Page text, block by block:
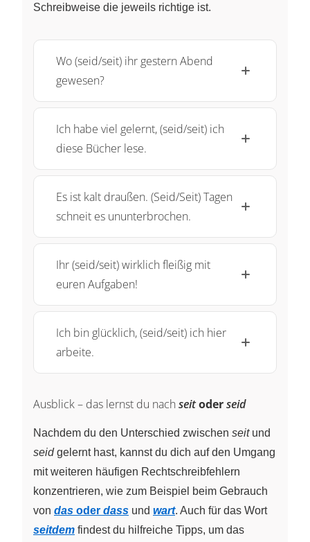
Schreibweise die jeweils richtige ist.
Wo (seid/seit) ihr gestern Abend
gewesen?
Ich habe viel gelernt, (seid/seit) ich
diese Bücher lese.
Es ist kalt draußen. (Seid/Seit) Tagen
schneit es ununterbrochen.
Ihr (seid/seit) wirklich fleißig mit
euren Aufgaben!
Ich bin glücklich, (seid/seit) ich hier
arbeite.
Ausblick – das lernst du nach seitoderseid
Nachdem du den Unterschied zwischen seitund
seidgelernt hast, kannst du dich auf den Umgang
mit weiteren häufigen Rechtschreibfehlern
konzentrieren, wie zum Beispiel beim Gebrauch
von das oder dass und wart. Auch für das Wort
seitdem findest du hilfreiche Tipps, um das